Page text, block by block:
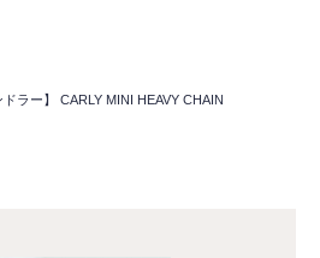
【WANDLER/ワンドラー】 CARLY MINI HEAVY CHAIN